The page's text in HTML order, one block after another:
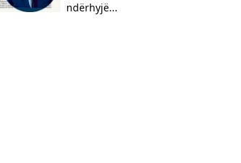
ndërhyjë...